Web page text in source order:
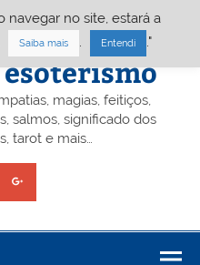
– Portal
magias, feitiços,
salmos, significado dos
tarot e mais…
navegar no site, estará a
Saiba mais Entendi ."